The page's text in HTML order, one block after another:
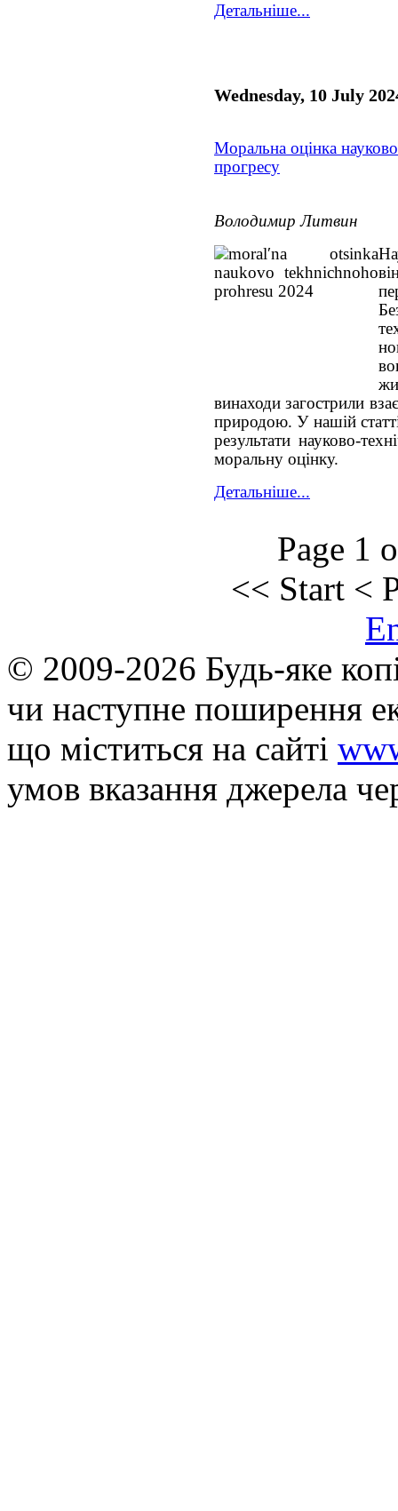
Детальніше...
Wednesday, 10 July
Моральна оцінка
прогресу
Володимир Литвин
винаходи загострили
природою. У нашій
результати науково-
моральну оцінку.
Детальніше...
Page 1
<< Start <
© 2009-2026 Будь-яке
чи наступне поширення
що мiститься на сайті
умов вказання джерела